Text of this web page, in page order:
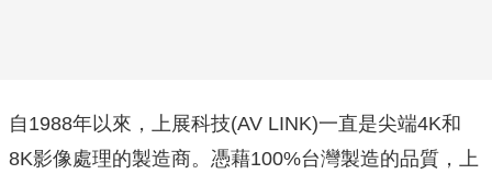
自1988年以來，上展科技(AV LINK)一直是尖端4K和
8K影像處理的製造商。憑藉100%台灣製造的品質，上